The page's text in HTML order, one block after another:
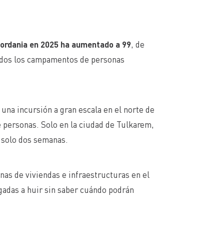
en 2025 ha aumentado a 99, de
los campamentos de personas
incursión a gran escala en el norte de
Solo en la ciudad de Tulkarem,
dos semanas.
de viviendas e infraestructuras en el
a huir sin saber cuándo podrán